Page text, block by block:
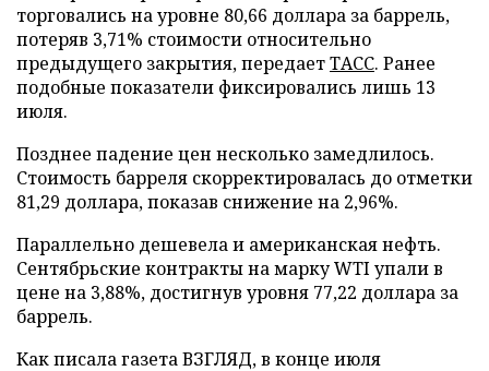
торговались на уровне 80,66 доллара за баррель,
потеряв 3,71% стоимости относительно
предыдущего закрытия, передаетТАСС. Ранее
подобные показатели фиксировались лишь 13
июля.
Позднее падение цен несколько замедлилось.
Стоимость барреля скорректировалась до отметки
81,29 доллара, показав снижение на 2,96%.
Параллельно дешевела и американская нефть.
Сентябрьские контракты на марку WTI упали в
цене на 3,88%, достигнув уровня 77,22 доллара за
баррель.
Как писала газета ВЗГЛЯД, в конце июля